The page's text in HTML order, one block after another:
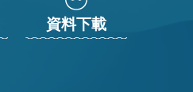
資料下載